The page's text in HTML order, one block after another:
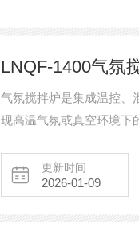
LNQF-1400气氛
气氛搅拌炉是集成温控、
现高温气氛或真空环境下
混合与反应稳定性，操作
更新时间
2026-01-09